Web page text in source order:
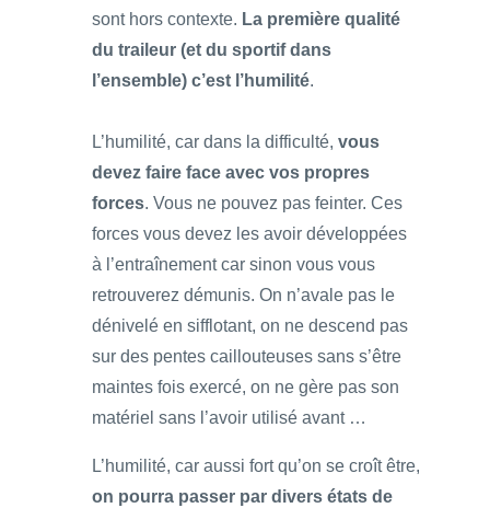
sont hors contexte. La première qualité
du traileur (et du sportif dans
l’ensemble) c’est l’humilité.
L’humilité, car dans la difficulté, vous
devez faire face avec vos propres
forces. Vous ne pouvez pas feinter. Ces
forces vous devez les avoir développées
à l’entraînement car sinon vous vous
retrouverez démunis. On n’avale pas le
dénivelé en sifflotant, on ne descend pas
sur des pentes caillouteuses sans s’être
maintes fois exercé, on ne gère pas son
matériel sans l’avoir utilisé avant …
L’humilité, car aussi fort qu’on se croît être,
on pourra passer par divers états de